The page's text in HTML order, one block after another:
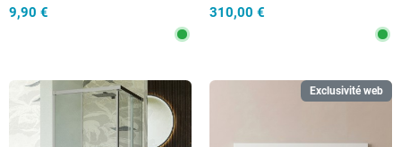
Docce douche
9,90 €
ciment
310,00 €
Exclusivité web